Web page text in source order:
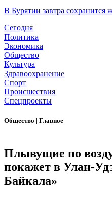
В Бурятии завтра сохранится
Сегодня
Политика
Экономика
Общество
Культура
Здравоохранение
Спорт
Происшествия
Спецпроекты
Общество | Главное
Плывущие по
покажет в Улан-
Байкала»